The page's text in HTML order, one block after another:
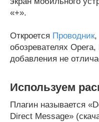
«+».
Откроется Проводник,
обозревателях
добавления не
Используем
Плагин называется
Direct Message»